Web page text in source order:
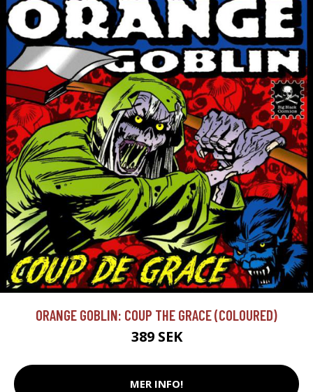
ORANGE GOBLIN: COUP THE GRACE (COLOURED)
389 SEK
MER INFO!